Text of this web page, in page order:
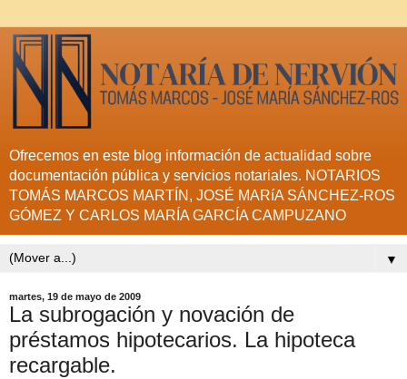
Ofrecemos en este blog información de actualidad sobre
documentación pública y servicios notariales. NOTARIOS
TOMÁS MARCOS MARTÍN, JOSÉ MARíA SÁNCHEZ-ROS
GÓMEZ Y CARLOS MARÍA GARCÍA CAMPUZANO
▼
martes, 19 de mayo de 2009
La subrogación y novación de
préstamos hipotecarios. La hipoteca
recargable.